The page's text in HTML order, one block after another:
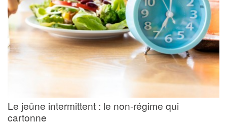
Le jeûne intermittent : le non-régime qui
cartonne